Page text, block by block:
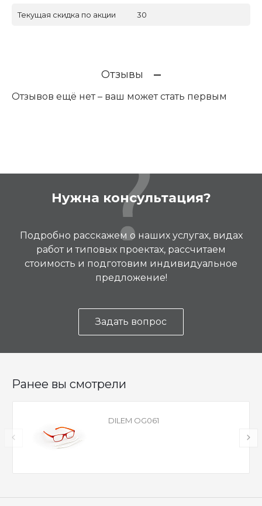
Текущая скидка по акции 30
Отзывы
Отзывов ещё нет – ваш может стать первым
Нужна консультация?
Подробно расскажем о наших услугах, видах
работ и типовых проектах, рассчитаем
стоимость и подготовим индивидуальное
предложение!
Задать вопрос
Ранее вы смотрели
DILEM OG061